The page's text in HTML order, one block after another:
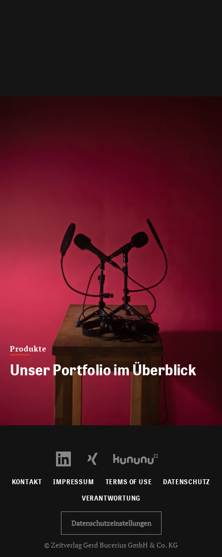
Produkte
Unser Portfolio im Überblick
KONTAKT IMPRESSUM TERMS OF USE DATENSCHUTZ
VERANTWORTUNG
Datenschutzeinstellungen
© Zeitverlag Gerd Bucerius GmbH & Co. KG